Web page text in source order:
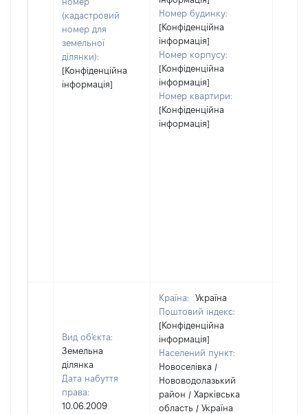
(кадастровий
номер для
земельної
ділянки):
[Конфіденційна
інформація]
Номер будинку:
[Конфіденційна
інформація]
Номер корпусу:
[Конфіденційна
інформація]
Номер квартири:
[Конфіденційна
інформація]
Вид об'єкта:
Земельна
ділянка
Дата набуття
права:
10.06.2009
Країна:
Україна
Поштовий індекс:
[Конфіденційна
інформація]
Населений пункт:
Новоселівка /
Нововодолазький
район / Харківська
область / Україна